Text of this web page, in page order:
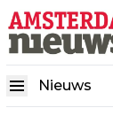
Nieuws